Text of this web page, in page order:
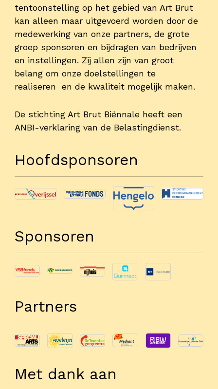
tentoonstelling op het gebied van Art Brut
kan alleen maar uitgevoerd worden door de
medewerking van onze partners, de grote
groep sponsoren en bijdragen van bedrijven
en instellingen. Zij allen zijn van groot
belang om onze doelstellingen te
realiseren en de kwaliteit mogelijk maken.
De stichting Art Brut Biënnale heeft een
ANBI-verklaring van de Belastingdienst.
Hoofdsponsoren
Sponsoren
Partners
Met dank aan